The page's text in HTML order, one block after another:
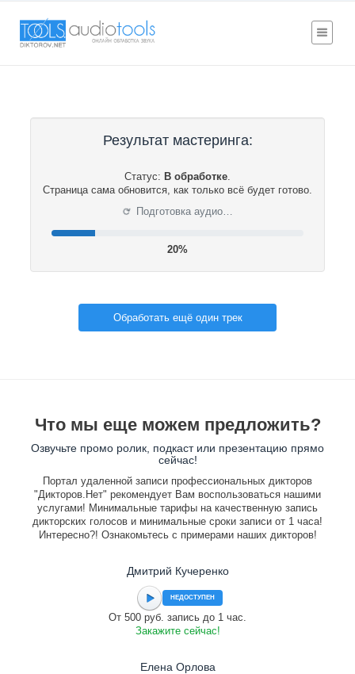
Результат мастеринга:
Статус: В обработке.
Страница сама обновится, как только всё будет готово.
⟳ Подготовка аудио…
20%
Обработать ещё один трек
Что мы еще можем предложить?
Озвучьте промо ролик, подкаст или презентацию прямо
сейчас!
Портал удаленной записи профессиональных дикторов
"Дикторов.Нет" рекомендует Вам воспользоваться нашими
услугами! Минимальные тарифы на качественную запись
дикторских голосов и минимальные сроки записи от 1 часа!
Интересно?! Ознакомьтесь с примерами наших дикторов!
Дмитрий Кучеренко
НЕДОСТУПЕН
От 500 руб. запись до 1 час.
Закажите сейчас!
Елена Орлова